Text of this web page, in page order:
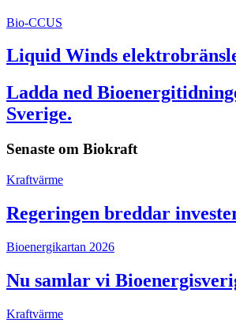
Bio-CCUS
Liquid Winds
Ladda ned
Sverige.
Senaste om Biokraft
Kraftvärme
Regeringen breddar
Bioenergikartan 2026
Nu samlar vi
Kraftvärme